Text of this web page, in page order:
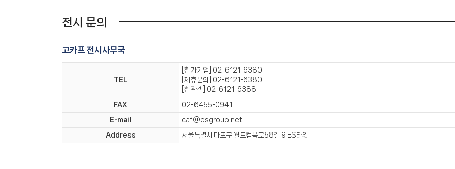
전시 문의
고카프 전시사무국
TEL
[참가기업] 02-6121-6380
[제휴문의] 02-6121-6380
[참관객] 02-6121-6388
FAX 02-6455-0941
E-mail caf@esgroup.net
Address 서울특별시 마포구 월드컵북로58길 9 ES타워